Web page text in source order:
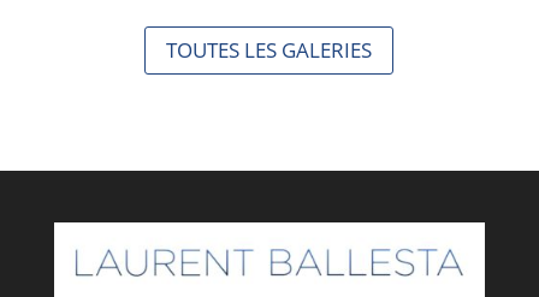
TOUTES LES GALERIES